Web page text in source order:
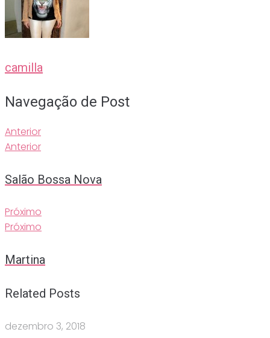
camilla
Navegação de Post
Anterior
Anterior
Salão Bossa Nova
Próximo
Próximo
Martina
Related Posts
dezembro 3, 2018